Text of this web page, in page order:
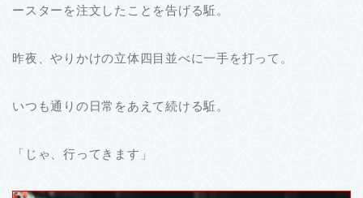
ースターを注文したことを告げる駈。
昨夜、やりかけの立体四目並べに一手を打って。
いつも通りの日常をあえて続ける駈。
「じゃ、行ってきます」